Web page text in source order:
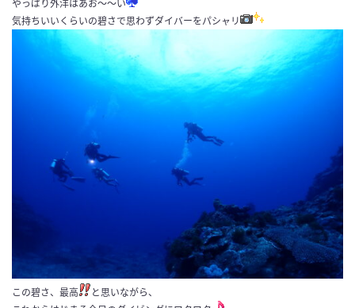
やっぱり外洋はあお～～い
気持ちいいくらいの碧さで思わずダイバーをパシャリ
この碧さ、最高
と思いながら、